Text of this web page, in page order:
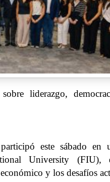
liderazgo,
este sábado en
University (FIU),
y los desafíos